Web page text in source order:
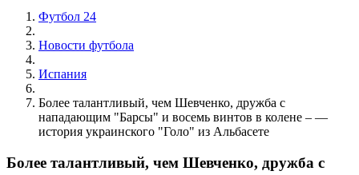
Футбол 24
Новости футбола
Испания
Более талантливый, чем Шевченко, дружба с
нападающим "Барсы" и восемь винтов в колене – —
история украинского "Голо" из Альбасете
Более талантливый, чем Шевченко, дружба с